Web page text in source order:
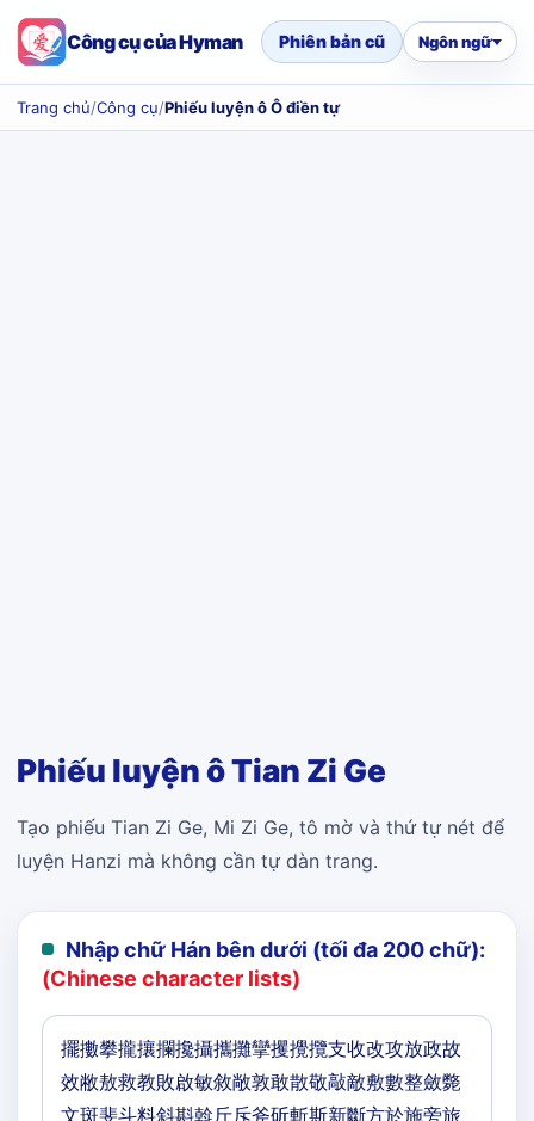
Công cụ của Hyman Phiên bản cũ Ngôn ngữ
Trang chủ/Công cụ/Phiếu luyện ô Ô điền tự
Phiếu luyện ô Tian Zi Ge
Tạo phiếu Tian Zi Ge, Mi Zi Ge, tô mờ và thứ tự nét để
luyện Hanzi mà không cần tự dàn trang.
Nhập chữ Hán bên dưới (tối đa 200 chữ):
(Chinese character lists)